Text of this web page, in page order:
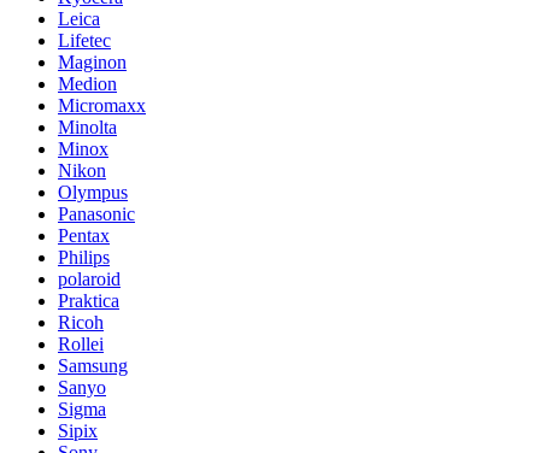
Leica
Lifetec
Maginon
Medion
Micromaxx
Minolta
Minox
Nikon
Olympus
Panasonic
Pentax
Philips
polaroid
Praktica
Ricoh
Rollei
Samsung
Sanyo
Sigma
Sipix